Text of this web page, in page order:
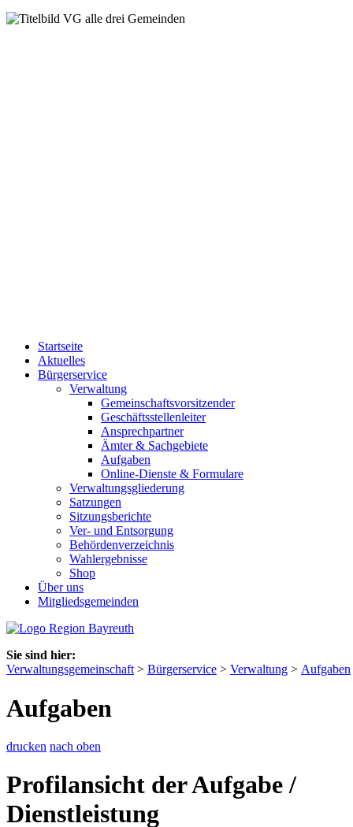
Startseite
Aktuelles
Bürgerservice
Verwaltung
Gemeinschaftsvorsitzender
Geschäftsstellenleiter
Ansprechpartner
Ämter & Sachgebiete
Aufgaben
Online-Dienste & Formulare
Verwaltungsgliederung
Satzungen
Sitzungsberichte
Ver- und Entsorgung
Behördenverzeichnis
Wahlergebnisse
Shop
Über uns
Mitgliedsgemeinden
Sie sind hier:
Verwaltungsgemeinschaft > Bürgerservice > Verwaltung > Aufgaben
Aufgaben
drucken nach oben
Profilansicht der Aufgabe /
Dienstleistung